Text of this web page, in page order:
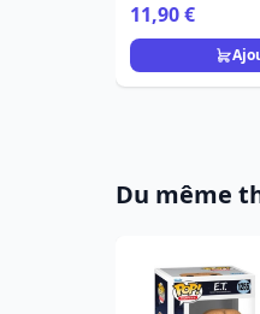
11,90 €
Du même